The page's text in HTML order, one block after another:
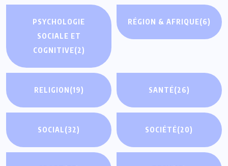
PSYCHOLOGIE
SOCIALE ET
COGNITIVE(2)
RÉGION & AFRIQUE(6)
RELIGION(19) SANTÉ(26)
SOCIAL(32) SOCIÉTÉ(20)